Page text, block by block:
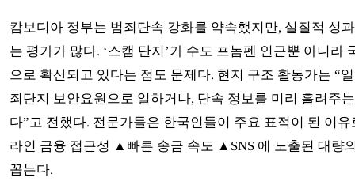
캄보디아 정부는 범죄단속 강화를 약속했지만, 실질적 성
는 평가가 많다. ‘스캠 단지’가 수도 프놈펜 인근뿐 아니라
으로 확산되고 있다는 점도 문제다. 현지 구조 활동가는 “
죄단지 보안요원으로 일하거나, 단속 정보를 미리 흘려주
다”고 전했다. 전문가들은 한국인들이 주요 표적이 된 이
라인 금융 접근성 ▲빠른 송금 속도 ▲SNS 에 노출된 대량
꼽는다.